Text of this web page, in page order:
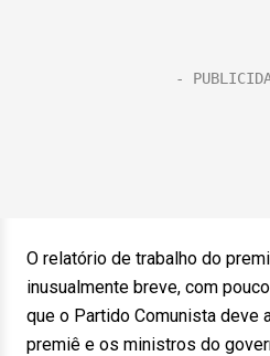
O relatório de trabalho do
inusualmente breve, com
que o Partido Comunista deve
premiê e os ministros do